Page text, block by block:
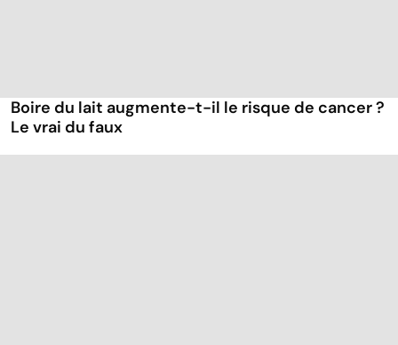
Boire du lait augmente-t-il le risque de cancer ?
Le vrai du faux